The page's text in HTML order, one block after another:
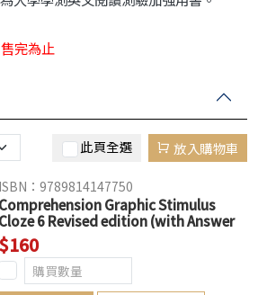
完為止
此頁全選 放入購物車
ISBN：9789814147750
Comprehension Graphic Stimulus
Cloze 6 Revised edition (with Answer
Key) (絕版售完為止)
$160